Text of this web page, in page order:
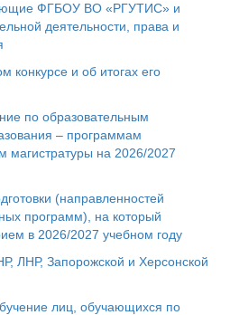
ФГБОУ ВО «РГУТИС» и
деятельности, права и
и об итогах его
по образовательным
– программам
магистратуры на 2026/2027
(направленностей
программ), на который
в 2026/2027 учебном году
ЛНР, Запорожской и Херсонской
лиц, обучающихся по